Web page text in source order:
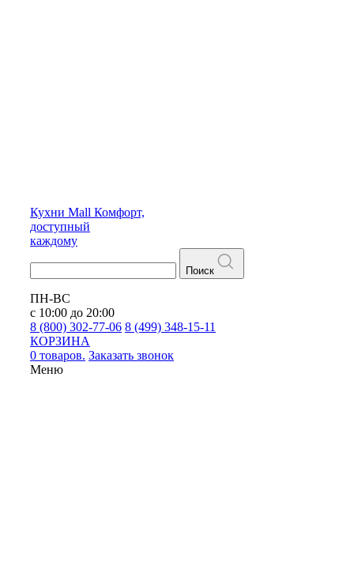
Кухни Mall Комфорт,
доступный
каждому
Поиск
ПН-ВС
с 10:00 до 20:00
8 (800) 302-77-06 8 (499) 348-15-11
КОРЗИНА
0 товаров. Заказать звонок
Меню